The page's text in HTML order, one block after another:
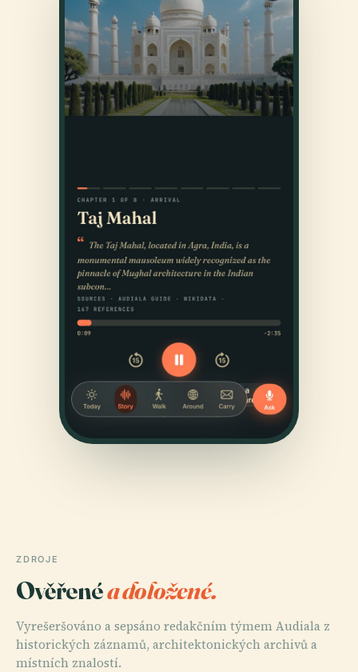
ZDROJE
Ověřenéa doložené.
Vyrešeršováno a sepsáno redakčním týmem Audiala z
historických záznamů, architektonických archivů a
místních znalostí.